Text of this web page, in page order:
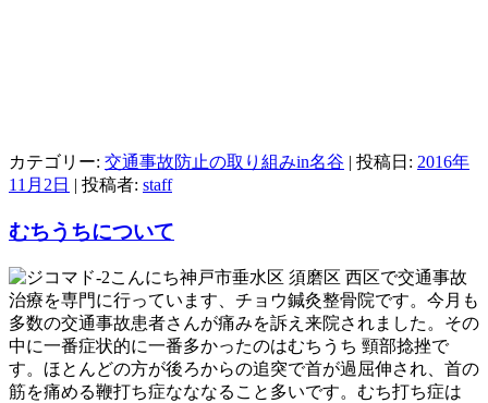
カテゴリー: 交通事故防止の取り組みin名谷 | 投稿日: 2016年
11月2日 | 投稿者: staff
むちうちについて
こんにち神戸市垂水区 須磨区 西区で交通事故
治療を専門に行っています、チョウ鍼灸整骨院です。今月も
多数の交通事故患者さんが痛みを訴え来院されました。その
中に一番症状的に一番多かったのはむちうち 頸部捻挫で
す。ほとんどの方が後ろからの追突で首が過屈伸され、首の
筋を痛める鞭打ち症なななること多いです。むち打ち症は